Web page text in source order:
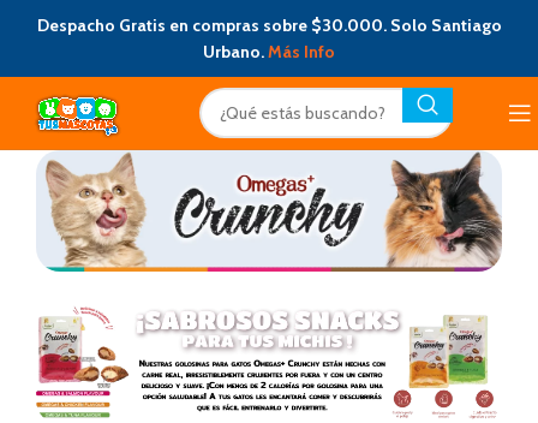
Despacho Gratis en compras sobre $30.000. Solo Santiago
Urbano.Más Info